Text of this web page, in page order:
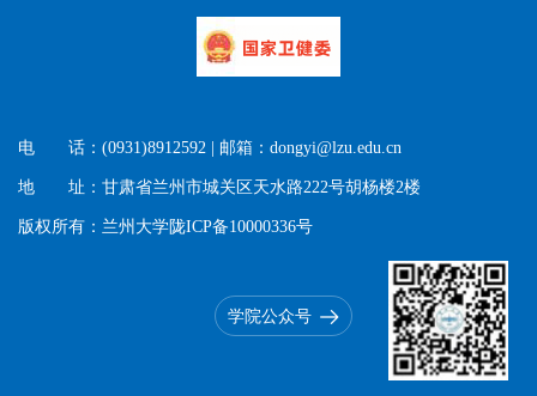
电 话：(0931)8912592 | 邮箱：dongyi@lzu.edu.cn
地 址：甘肃省兰州市城关区天水路222号胡杨楼2楼
版权所有：兰州大学陇ICP备10000336号
学院公众号